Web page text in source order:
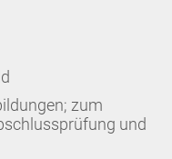
zum
und